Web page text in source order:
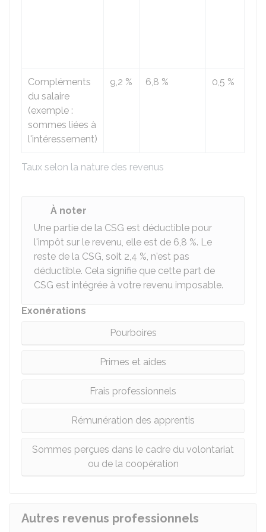
Taux selon la nature des revenus
Compléments
du salaire
(exemple :
sommes liées à
l'intéressement)
9,2 % 6,8 % 0,5 %
À noter
Une partie de la CSG est déductible pour
l'impôt sur le revenu, elle est de 6,8 %. Le
reste de la CSG, soit 2,4 %, n'est pas
déductible. Cela signifie que cette part de
CSG est intégrée à votre revenu imposable.
Exonérations
Pourboires
Primes et aides
Frais professionnels
Rémunération des apprentis
Sommes perçues dans le cadre du volontariat
ou de la coopération
Autres revenus professionnels